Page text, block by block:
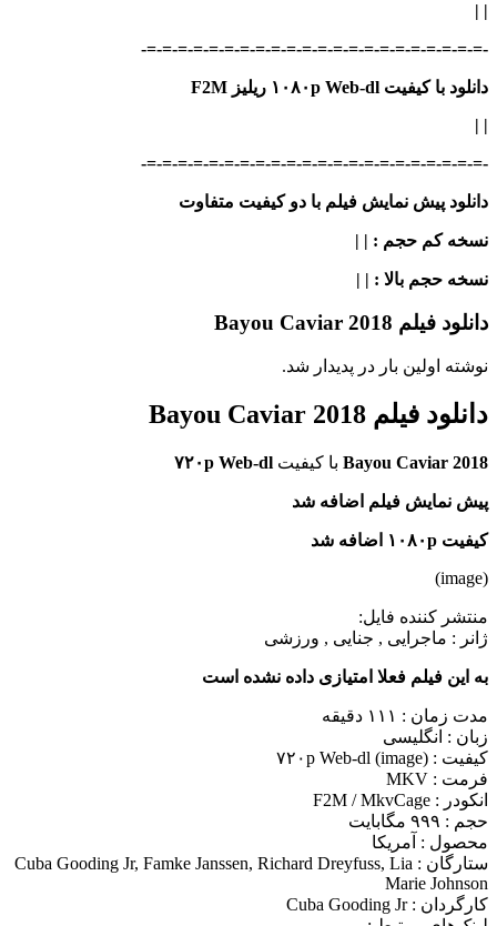
|
|
-=-=-=-=-=-=-=-=-=-=-=-=-=-=-=-=-=-=-=-=-=-=-
دانلود با کیفیت ۱۰۸۰p Web-dl ریلیز F2M
|
|
-=-=-=-=-=-=-=-=-=-=-=-=-=-=-=-=-=-=-=-=-=-=-
دانلود پیش نمایش فیلم با دو کیفیت متفاوت
نسخه کم حجم : | |
نسخه حجم بالا : | |
دانلود فیلم Bayou Caviar 2018
نوشته اولین بار در پدیدار شد.
دانلود فیلم Bayou Caviar 2018
Bayou Caviar 2018 با کیفیت ۷۲۰p Web-dl
پیش نمایش فیلم اضافه شد
کیفیت ۱۰۸۰p اضافه شد
(image)
منتشر کننده فایل:
ژانر : ماجرایی , جنایی , ورزشی
به این فیلم فعلا امتیازی داده نشده است
مدت زمان : ۱۱۱ دقیقه
زبان : انگلیسی
کیفیت : ۷۲۰p Web-dl (image)
فرمت : MKV
انکودر : F2M / MkvCage
حجم : ۹۹۹ مگابایت
محصول : آمریکا
ستارگان : Cuba Gooding Jr, Famke Janssen, Richard Dreyfuss, Lia
Marie Johnson
کارگردان :Cuba Gooding Jr